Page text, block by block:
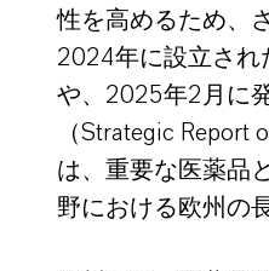
性を高めるため、
2024年に設立され
や、2025年2月に
（Strategic
は、重要な医薬品
野における欧州の